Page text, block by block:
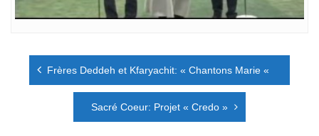
Navigation
Frères Deddeh et Kfaryachit: « Chantons Marie «
Sacré Coeur: Projet « Credo »